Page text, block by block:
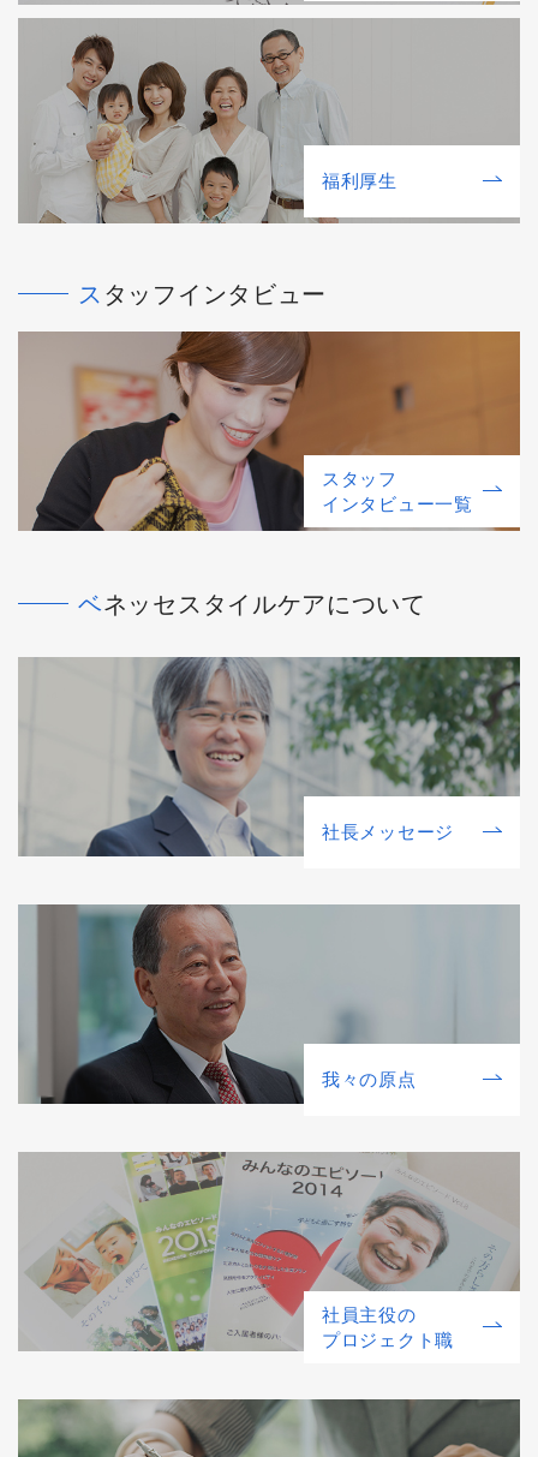
福利厚⽣
スタッフインタビュー
スタッフ
インタビュー一覧
ベネッセスタイルケアについて
社⻑メッセージ
我々の原点
社員主役の
プロジェクト職